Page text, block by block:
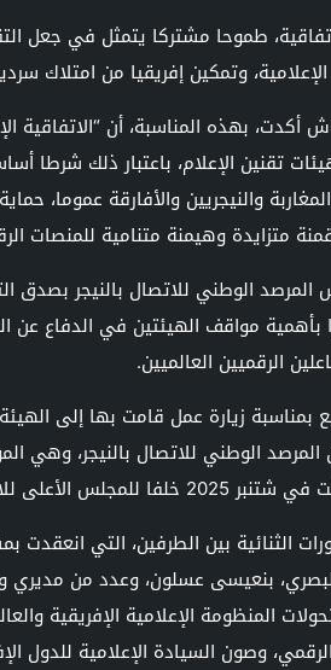
طموحا مشتركا يتمثل في جعل
وتمكين إفريقيا من امتلاك
أكدت، بهذه المناسبة، أن “الاتفاقية
تقنين الإعلام، باعتبار ذلك شرطا
والنيجريين والأفارقة عموما،
متزايدة وهيمنة متنامية للمنصات
الوطني للاتصال بالنيجر بصدق
بأهمية مواقف الهيئتين في الدفاع عن
الرقميين العالميين.
الوطني للاتصال بالنيجر، وهي
للمجلس الأعلى للاتصال.
الثنائية بين الطرفين، التي انعقدت
بنعيسى عسلون، وعدد من مديري
المنظومة الإعلامية الإفريقية
وصون السيادة الإعلامية للدول